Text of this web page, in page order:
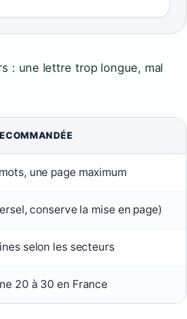
: une lettre trop longue, mal
une page maximum
conserve la mise en page)
selon les secteurs
20 à 30 en France